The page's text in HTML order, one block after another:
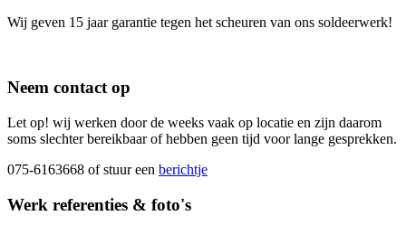
Wij geven 15 jaar garantie tegen het scheuren van ons soldeerwerk!
Neem contact op
Let op! wij werken door de weeks vaak op locatie en zijn daarom
soms slechter bereikbaar of hebben geen tijd voor lange gesprekken.
075-6163668 of stuur een berichtje
Werk referenties & foto's